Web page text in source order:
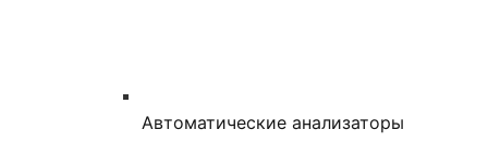
Автоматические анализаторы